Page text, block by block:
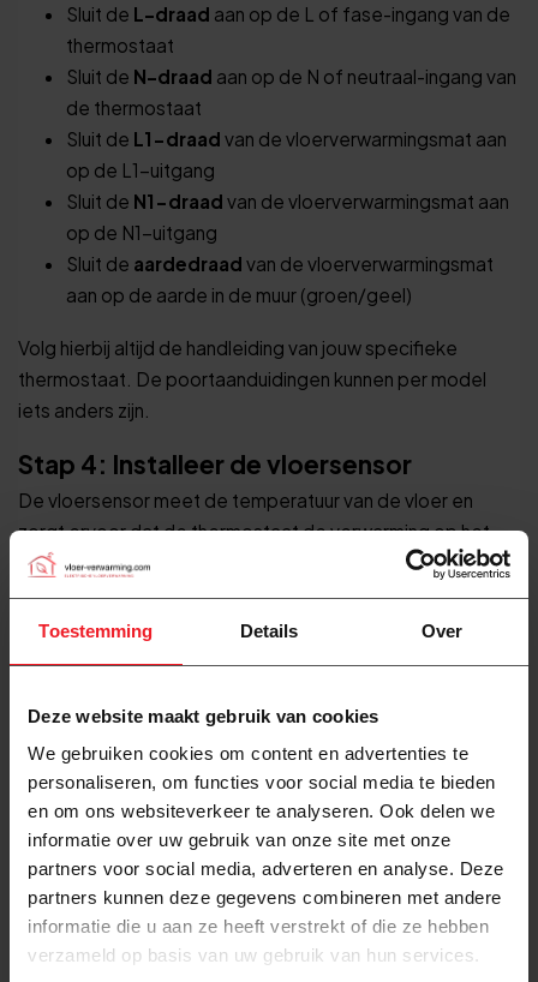
Toestemming Details Over
Deze website maakt gebruik van cookies
We gebruiken cookies om content en advertenties te
personaliseren, om functies voor social media te bieden
en om ons websiteverkeer te analyseren. Ook delen we
informatie over uw gebruik van onze site met onze
partners voor social media, adverteren en analyse. Deze
partners kunnen deze gegevens combineren met andere
informatie die u aan ze heeft verstrekt of die ze hebben
verzameld op basis van uw gebruik van hun services.
Sluit de L-draad aan op de L of fase-ingang van de
thermostaat
Sluit de N-draad aan op de N of neutraal-ingang van
de thermostaat
Sluit de L1-draad van de vloerverwarmingsmat aan
op de L1-uitgang
Sluit de N1-draad van de vloerverwarmingsmat aan
op de N1-uitgang
Sluit de aardedraad van de vloerverwarmingsmat
aan op de aarde in de muur (groen/geel)
Volg hierbij altijd de handleiding van jouw specifieke
thermostaat. De poortaanduidingen kunnen per model
iets anders zijn.
Stap 4: Installeer de vloersensor
De vloersensor meet de temperatuur van de vloer en
zorgt ervoor dat de thermostaat de verwarming op het
juiste moment aan en uit zet. Zonder een correct
geplaatste sensor werkt de regeling niet goed.
Plaats de sensor midden tussen twee verwarmingsdraden
en niet de temperatuur direct naast een draad. Sluit de
de thermostaat, meestal aangeduid als poort 6 en 7.
Controleer dit in de handleiding van jouw thermostaat.
Nog niet geëgaliseerd?
beschermingsbuis zit zodat je hem later eventueel nog
kunt vervangen zonder de vloer open te moeten breken.
Stap 5: Controleer alle verbindingen